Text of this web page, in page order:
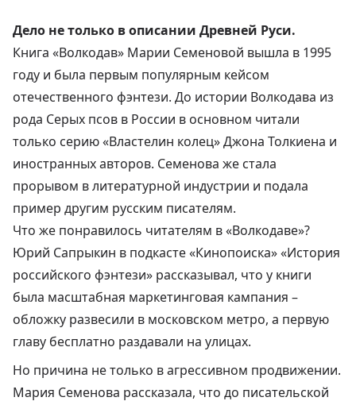
Дело не только в описании Древней Руси.
Книга «Волкодав» Марии Семеновой вышла в 1995
году и была первым популярным кейсом
отечественного фэнтези. До истории Волкодава из
рода Серых псов в России в основном читали
только серию «Властелин колец» Джона Толкиена и
иностранных авторов. Семенова же стала
прорывом в литературной индустрии и подала
пример другим русским писателям.
Что же понравилось читателям в «Волкодаве»?
Юрий Сапрыкин в подкасте «Кинопоиска» «История
российского фэнтези» рассказывал, что у книги
была масштабная маркетинговая кампания –
обложку развесили в московском метро, а первую
главу бесплатно раздавали на улицах.
Но причина не только в агрессивном продвижении.
Мария Семенова рассказала, что до писательской